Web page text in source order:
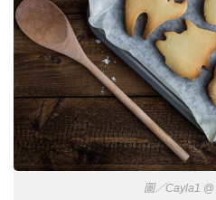
圖／Cayla1 @